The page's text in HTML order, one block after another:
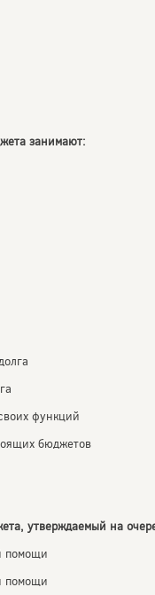
занимают:
функций
бюджетов
утверждаемый на
помощи
помощи